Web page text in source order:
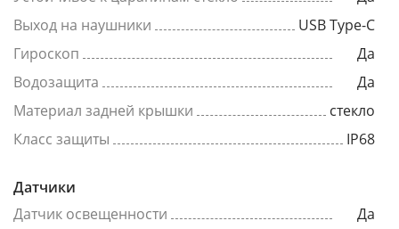
Выход на наушники
USB Type-C
Гироскоп
Да
Водозащита
Да
Материал задней крышки
стекло
Класс защиты
IP68
Датчики
Датчик освещенности
Да